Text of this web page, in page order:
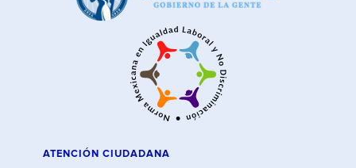
ATENCIÓN CIUDADANA